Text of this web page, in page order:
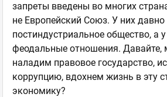
запреты введены во многих
не Европейский Союз. У них давно
постиндустриальное общество, а
феодальные отношения. Давайте,
наладим правовое государство,
коррупцию, вдохнем жизнь в эту
экономику?